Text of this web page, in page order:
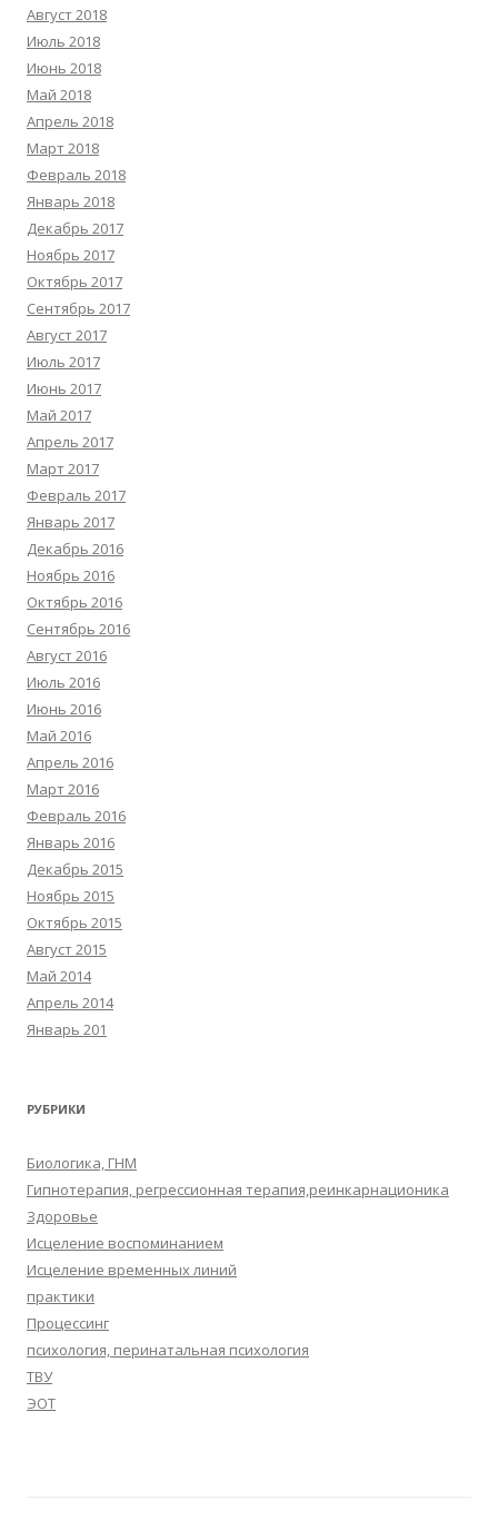
Август 2018
Июль 2018
Июнь 2018
Май 2018
Апрель 2018
Март 2018
Февраль 2018
Январь 2018
Декабрь 2017
Ноябрь 2017
Октябрь 2017
Сентябрь 2017
Август 2017
Июль 2017
Июнь 2017
Май 2017
Апрель 2017
Март 2017
Февраль 2017
Январь 2017
Декабрь 2016
Ноябрь 2016
Октябрь 2016
Сентябрь 2016
Август 2016
Июль 2016
Июнь 2016
Май 2016
Апрель 2016
Март 2016
Февраль 2016
Январь 2016
Декабрь 2015
Ноябрь 2015
Октябрь 2015
Август 2015
Май 2014
Апрель 2014
Январь 201
РУБРИКИ
Биологика, ГНМ
Гипнотерапия, регрессионная терапия,реинкарнационика
Здоровье
Исцеление воспоминанием
Исцеление временных линий
практики
Процессинг
психология, перинатальная психология
ТВУ
ЭОТ